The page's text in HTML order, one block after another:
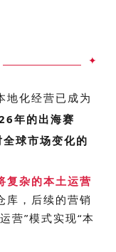
✦
地化经营已成为
年的出海赛
球市场变化的
复杂的本土运营
库，后续的营销
营”模式实现“本